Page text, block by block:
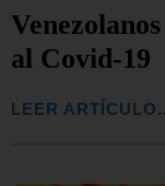
al Covid-19
LEER